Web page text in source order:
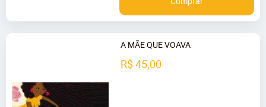
A MÃE QUE VOAVA
R$ 45,00